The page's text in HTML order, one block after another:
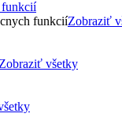
funkcií
funkciíZobraziť
Zobraziť všetky